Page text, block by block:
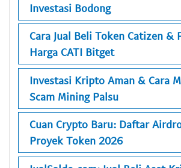
Investasi Bodong
Cara Jual Beli Token Catizen &
Harga CATI Bitget
Investasi Kripto Aman & Cara
Scam Mining Palsu
Cuan Crypto Baru: Daftar
Proyek Token 2026